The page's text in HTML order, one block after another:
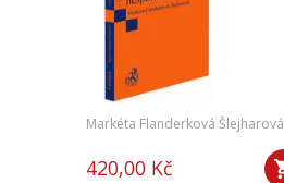
Markéta Flanderková Šlejharová
420,00 Kč